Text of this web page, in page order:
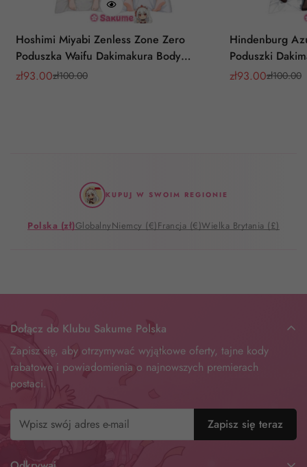
Hoshimi Miyabi Zenless Zone Zero
Poduszka Waifu Dakimakura Body
Pillow
Cena
zł93.00
Cena
zł100.00
Hindenburg
Poduszki
Cena
zł93.00
Cena
zł100.00
KUPUJ W SWOIM REGIONIE
Polska (zł)GlobalnyNiemcy (€)Francja (€)Wielka Brytania (£)
Dołącz do Klubu Sakume Polska
Zapisz się, aby otrzymywać wyjątkowe oferty, tajne kody
rabatowe i powiadomienia o najnowszych premierach
postaci.
Zapisz się teraz